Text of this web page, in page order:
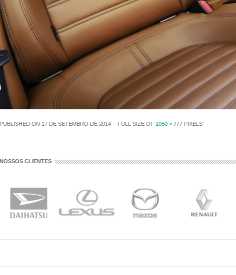
PUBLISHED ON 17 DE SETEMBRO DE 2014 FULL SIZE OF 1050 × 777 PIXELS
NOSSOS CLIENTES